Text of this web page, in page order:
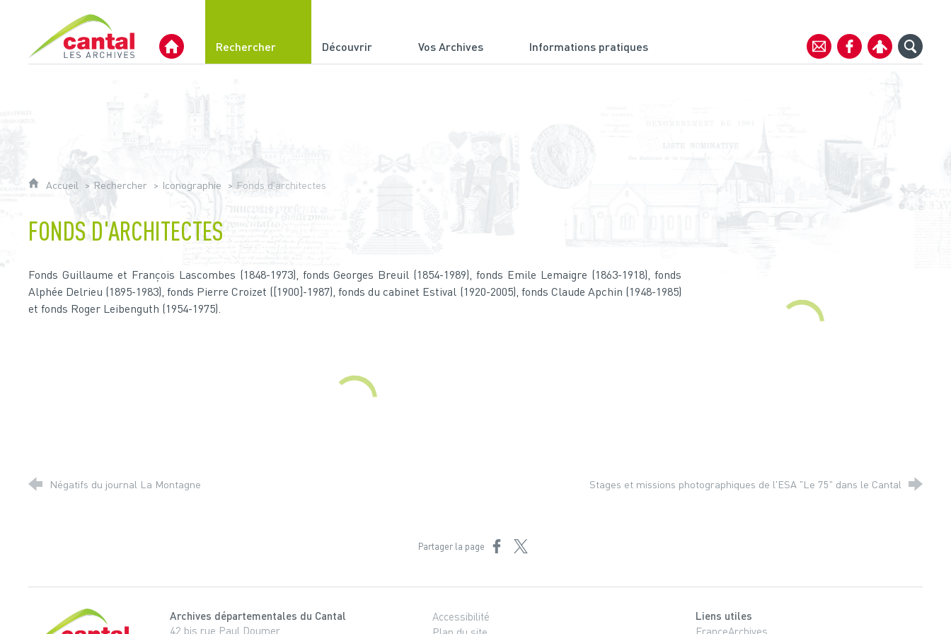
Archives Départementales du Cantal
Rechercher Découvrir Vos Archives Informations pratiques
Accueil Rechercher Iconographie Fonds d'architectes
FONDS D'ARCHITECTES
Fonds Guillaume et François Lascombes (1848-1973), fonds Georges Breuil (1854-1989), fonds Emile Lemaigre (1863-1918), fonds
Alphée Delrieu (1895-1983), fonds Pierre Croizet ([1900]-1987), fonds du cabinet Estival (1920-2005), fonds Claude Apchin (1948-1985)
et fonds Roger Leibenguth (1954-1975).
Négatifs du journal La Montagne Stages et missions photographiques de l'ESA "Le 75" dans le Cantal
Partager la page Partager sur Facebook
Partager sur X
Cantal, le départementArchives départementales du Cantal
42 bis rue Paul Doumer
Accessibilité
Liens utiles
FranceArchives